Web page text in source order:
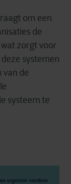
om een
de
zorgt voor
systemen
van de
systeem te